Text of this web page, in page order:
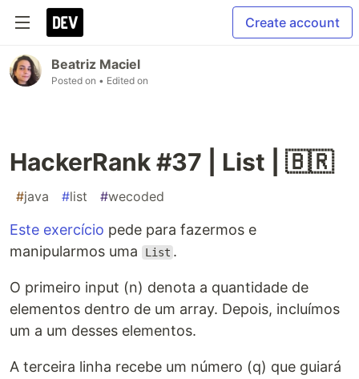
Create account
Beatriz Maciel
Posted on • Edited on
HackerRank #37 | List | 🇧🇷
#java #list #wecoded
Este exercício pede para fazermos e
manipularmos uma
List .
O primeiro input (n) denota a quantidade de
elementos dentro de um array. Depois, incluímos
um a um desses elementos.
A terceira linha recebe um número (q) que guiará